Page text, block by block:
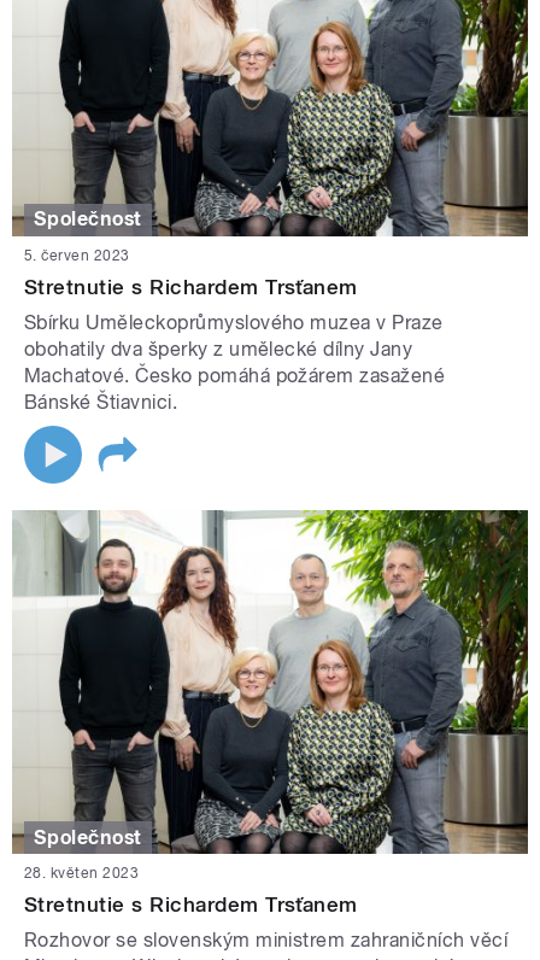
Společnost
5. červen 2023
Stretnutie s Richardem Trsťanem
Sbírku Uměleckoprůmyslového muzea v Praze
obohatily dva šperky z umělecké dílny Jany
Machatové. Česko pomáhá požárem zasažené
Bánské Štiavnici.
Společnost
28. květen 2023
Stretnutie s Richardem Trsťanem
Rozhovor se slovenským ministrem zahraničních věcí